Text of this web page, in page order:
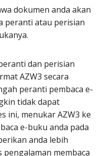
dokumen anda akan
peranti atau perisian
dan perisian
AZW3 secara
peranti pembaca e-
tidak dapat
ini, menukar AZW3 ke
e-buku anda pada
anda lebih
membaca